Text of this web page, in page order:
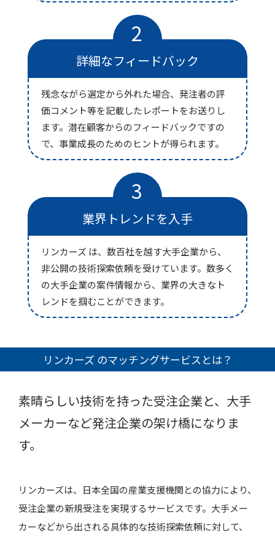
2
詳細なフィードバック
残念ながら選定から外れた場合、発注者の評
価コメント等を記載したレポートをお送りし
ます。潜在顧客からのフィードバックですの
で、事業成長のためのヒントが得られます。
3
業界トレンドを入手
リンカーズ は、数百社を越す大手企業から、
非公開の技術探索依頼を受けています。数多く
の大手企業の案件情報から、業界の大きなト
レンドを掴むことができます。
リンカーズ のマッチングサービスとは？
素晴らしい技術を持った受注企業と、大手
メーカーなど発注企業の架け橋になりま
す。
リンカーズは、日本全国の産業支援機関との協力により、
受注企業の新規受注を実現するサービスです。大手メー
カーなどから出される具体的な技術探索依頼に対して、